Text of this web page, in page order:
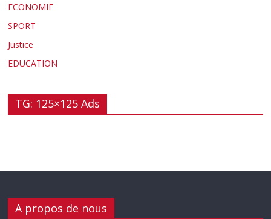
ECONOMIE
SPORT
Justice
EDUCATION
TG: 125×125 Ads
A propos de nous